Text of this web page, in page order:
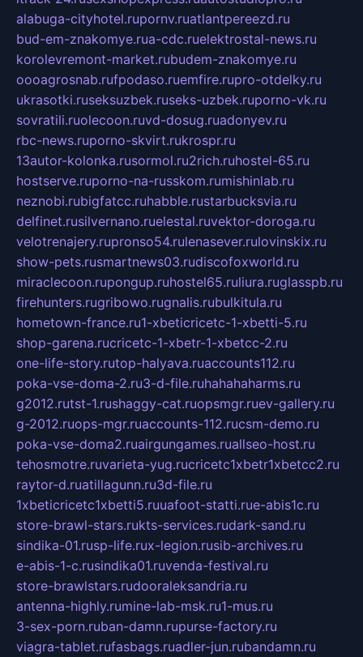
alabuga-cityhotel.rupornv.ruatlantpereezd.ru
bud-em-znakomye.rua-cdc.ruelektrostal-news.ru
korolevremont-market.rubudem-znakomye.ru
oooagrosnab.rufpodaso.ruemfire.rupro-otdelky.ru
ukrasotki.ruseksuzbek.ruseks-uzbek.ruporno-vk.ru
sovratili.ruolecoon.ruvd-dosug.ruadonyev.ru
rbc-news.ruporno-skvirt.rukrospr.ru
13autor-kolonka.rusormol.ru2rich.ruhostel-65.ru
hostserve.ruporno-na-russkom.rumishinlab.ru
neznobi.rubigfatcc.ruhabble.rustarbucksvia.ru
delfinet.rusilvernano.ruelestal.ruvektor-doroga.ru
velotrenajery.rupronso54.rulenasever.rulovinskix.ru
show-pets.rusmartnews03.rudiscofoxworld.ru
miraclecoon.rupongup.ruhostel65.ruliura.ruglasspb.ru
firehunters.rugribowo.rugnalis.rubulkitula.ru
hometown-france.ru1-xbeticricetc-1-xbetti-5.ru
shop-garena.rucricetc-1-xbetr-1-xbetcc-2.ru
one-life-story.rutop-halyava.ruaccounts112.ru
poka-vse-doma-2.ru3-d-file.ruhahahaharms.ru
g2012.rutst-1.rushaggy-cat.ruopsmgr.ruev-gallery.ru
g-2012.ruops-mgr.ruaccounts-112.rucsm-demo.ru
poka-vse-doma2.ruairgungames.ruallseo-host.ru
tehosmotre.ruvarieta-yug.rucricetc1xbetr1xbetcc2.ru
raytor-d.ruatillagunn.ru3d-file.ru
1xbeticricetc1xbetti5.ruuafoot-statti.rue-abis1c.ru
store-brawl-stars.rukts-services.rudark-sand.ru
sindika-01.rusp-life.rux-legion.rusib-archives.ru
e-abis-1-c.rusindika01.ruvenda-festival.ru
store-brawlstars.rudooraleksandria.ru
antenna-highly.rumine-lab-msk.ru1-mus.ru
3-sex-porn.ruban-damn.rupurse-factory.ru
viagra-tablet.rufasbags.ruadler-jun.rubandamn.ru